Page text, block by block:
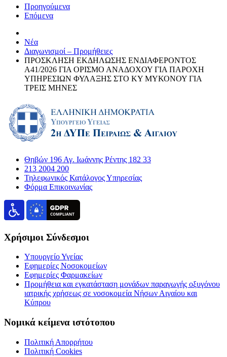
Προηγούμενα
Επόμενα
Νέα
Διαγωνισμοί – Προμήθειες
ΠΡΟΣΚΛΗΣΗ ΕΚΔΗΛΩΣΗΣ ΕΝΔΙΑΦΕΡΟΝΤΟΣ
Α41/2026 ΓΙΑ ΟΡΙΣΜΟ ΑΝΑΔΟΧΟΥ ΓΙΑ ΠΑΡΟΧΗ
ΥΠΗΡΕΣΙΩΝ ΦΥΛΑΞΗΣ ΣΤΟ ΚΥ ΜΥΚΟΝΟΥ ΓΙΑ
ΤΡΕΙΣ ΜΗΝΕΣ
Θηβών 196 Αγ. Ιωάννης Ρέντης 182 33
213 2004 200
Τηλεφωνικός Κατάλογος Υπηρεσίας
Φόρμα Επικοινωνίας
Χρήσιμοι Σύνδεσμοι
Υπουργείο Υγείας
Εφημερίες Νοσοκομείων
Εφημερίες Φαρμακείων
Προμήθεια και εγκατάσταση μονάδων παραγωγής οξυγόνου
ιατρικής χρήσεως σε νοσοκομεία Νήσων Αιγαίου και
Κύπρου
Νομικά κείμενα ιστότοπου
Πολιτική Απορρήτου
Πολιτική Cookies